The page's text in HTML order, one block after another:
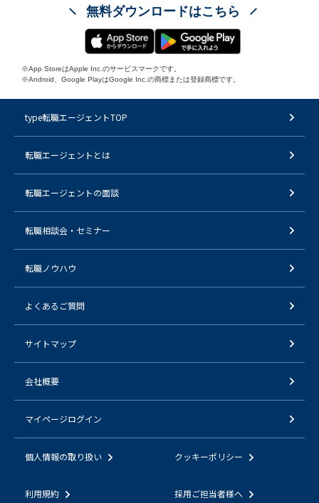
無料ダウンロードはこちら
※App StoreはApple Inc.のサービスマークです。
※Android、Google PlayはGoogle Inc.の商標または登録商標です。
type転職エージェントTOP
転職エージェントとは
転職エージェントの面談
転職相談会・セミナー
転職ノウハウ
よくあるご質問
サイトマップ
会社概要
マイページログイン
個人情報の取り扱い クッキーポリシー
利用規約 採用ご担当者様へ